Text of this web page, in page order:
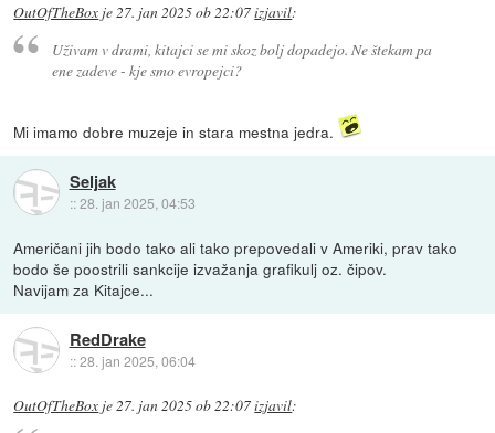
OutOfTheBox je27. jan 2025 ob 22:07izjavil:
Uživam v drami, kitajci se mi skoz bolj dopadejo. Ne štekam pa
ene zadeve - kje smo evropejci?
Mi imamo dobre muzeje in stara mestna jedra.
Seljak
::28. jan 2025, 04:53
Američani jih bodo tako ali tako prepovedali v Ameriki, prav tako
bodo še poostrili sankcije izvažanja grafikulj oz. čipov.
Navijam za Kitajce...
RedDrake
::28. jan 2025, 06:04
OutOfTheBox je27. jan 2025 ob 22:07izjavil: